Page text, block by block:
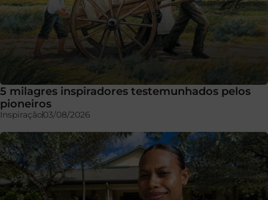
5 milagres inspiradores testemunhados pelos
pioneiros
Inspiração03/08/2026